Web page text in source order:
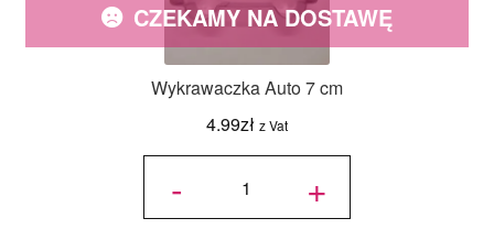
Wykrawaczka Auto 7 cm
4.99zł z Vat
CZEKAMY NA DOSTAWĘ
-
ilość
+